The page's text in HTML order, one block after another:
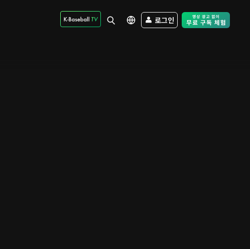
로그인 Free Trial -